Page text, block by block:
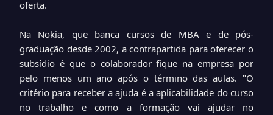
oferta.
Na Nokia, que banca cursos de MBA e de pós-
graduação desde 2002, a contrapartida para oferecer o
subsídio é que o colaborador fique na empresa por
pelo menos um ano após o término das aulas. "O
critério para receber a ajuda é a aplicabilidade do curso
no trabalho e como a formação vai ajudar no